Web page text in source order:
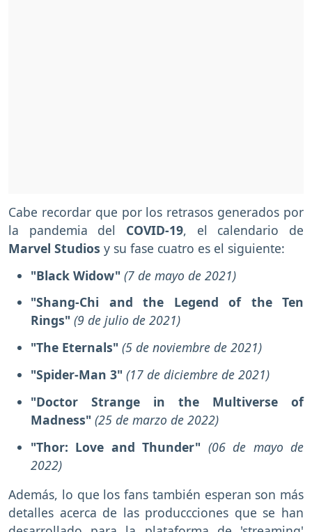
Cabe recordar que por los retrasos generados por
la pandemia del COVID-19, el calendario de
Marvel Studios y su fase cuatro es el siguiente:
"Black Widow" (7 de mayo de 2021)
"Shang-Chi and the Legend of the Ten
Rings" (9 de julio de 2021)
"The Eternals" (5 de noviembre de 2021)
"Spider-Man 3" (17 de diciembre de 2021)
"Doctor Strange in the Multiverse of
Madness" (25 de marzo de 2022)
"Thor: Love and Thunder" (06 de mayo de
2022)
Además, lo que los fans también esperan son más
detalles acerca de las produccciones que se han